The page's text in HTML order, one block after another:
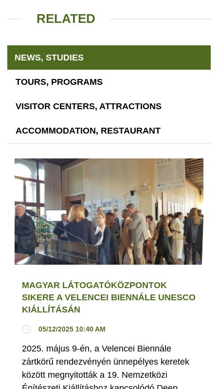
RELATED
NEWS, STUDIES
TOURS, PROGRAMS
VISITOR CENTERS, ATTRACTIONS
ACCOMMODATION, RESTAURANT
MAGYAR LÁTOGATÓKÖZPONTOK
SIKERE A VELENCEI BIENNÁLE UNESCO
KIÁLLÍTÁSÁN
05/12/2025 10:40 AM
2025. május 9-én, a Velencei Biennále
zártkörű rendezvényén ünnepélyes keretek
között megnyitották a 19. Nemzetközi